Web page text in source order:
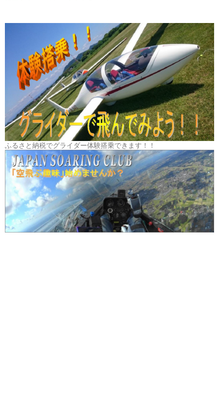
ふるさと納税でグライダー体験搭乗できます！！